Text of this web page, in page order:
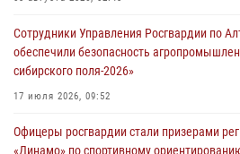
Сотрудники Управления Росгвардии по
обеспечили безопасность
сибирского поля-2026»
17 июля 2026, 09:52
Офицеры росгвардии стали призерами
«Динамо» по спортивному